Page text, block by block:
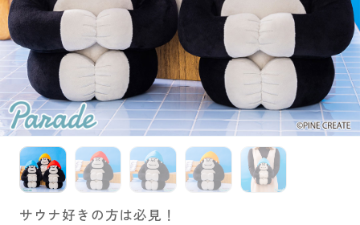
CAPSULE TOY 公式 Instagram
プライバシーポリシー
サウナ好きの方は必見！